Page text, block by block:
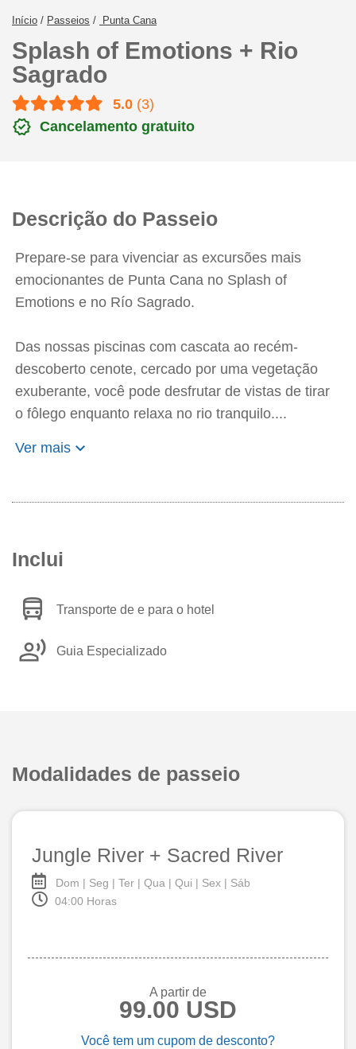
Início / Passeios / Punta Cana
Splash of Emotions + Rio
Sagrado
5.0 (3)
verified Cancelamento gratuito
Descrição do Passeio
Prepare-se para vivenciar as excursões mais
emocionantes de Punta Cana no Splash of
Emotions e no Río Sagrado.
Das nossas piscinas com cascata ao recém-
descoberto cenote, cercado por uma vegetação
exuberante, você pode desfrutar de vistas de tirar
o fôlego enquanto relaxa no rio tranquilo....
Ver mais keyboard_arrow_down
Inclui
directions_bus Transporte de e para o hotel
record_voice_over Guia Especializado
Modalidades de passeio
Jungle River + Sacred River
Dom | Seg | Ter | Qua | Qui | Sex | Sáb
04:00 Horas
A partir de
99.00 USD
Você tem um cupom de desconto?